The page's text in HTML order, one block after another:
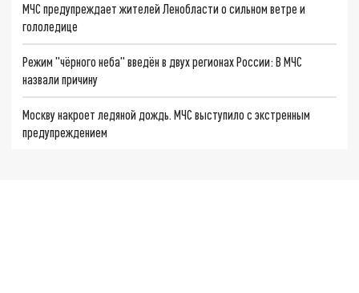
МЧС предупреждает жителей Ленобласти о сильном ветре и
гололедице
Режим "чёрного неба" введён в двух регионах России: В МЧС
назвали причину
Москву накроет ледяной дождь. МЧС выступило с экстренным
предупреждением